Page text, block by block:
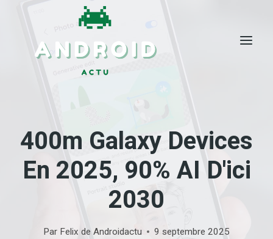
400m Galaxy Devices
En 2025, 90% AI D'ici
2030
Par Felix de Androidactu 9 septembre 2025